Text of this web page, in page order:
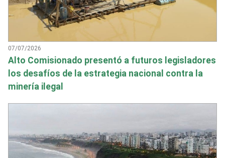
07/07/2026
Alto Comisionado presentó a futuros legisladores
los desafíos de la estrategia nacional contra la
minería ilegal